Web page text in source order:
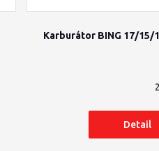
Karburátor BING 17/15/
Detail